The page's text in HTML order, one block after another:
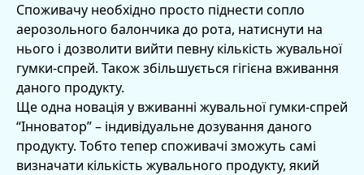
Споживачу необхідно просто піднести сопло
аерозольного балончика до рота, натиснути на
нього і дозволити вийти певну кількість жувальної
гумки-спрей. Також збільшується гігієна вживання
даного продукту.
Ще одна новація у вживанні жувальної гумки-спрей
“Інноватор” – індивідуальне дозування даного
продукту. Тобто тепер споживачі зможуть самі
визначати кількість жувального продукту, який